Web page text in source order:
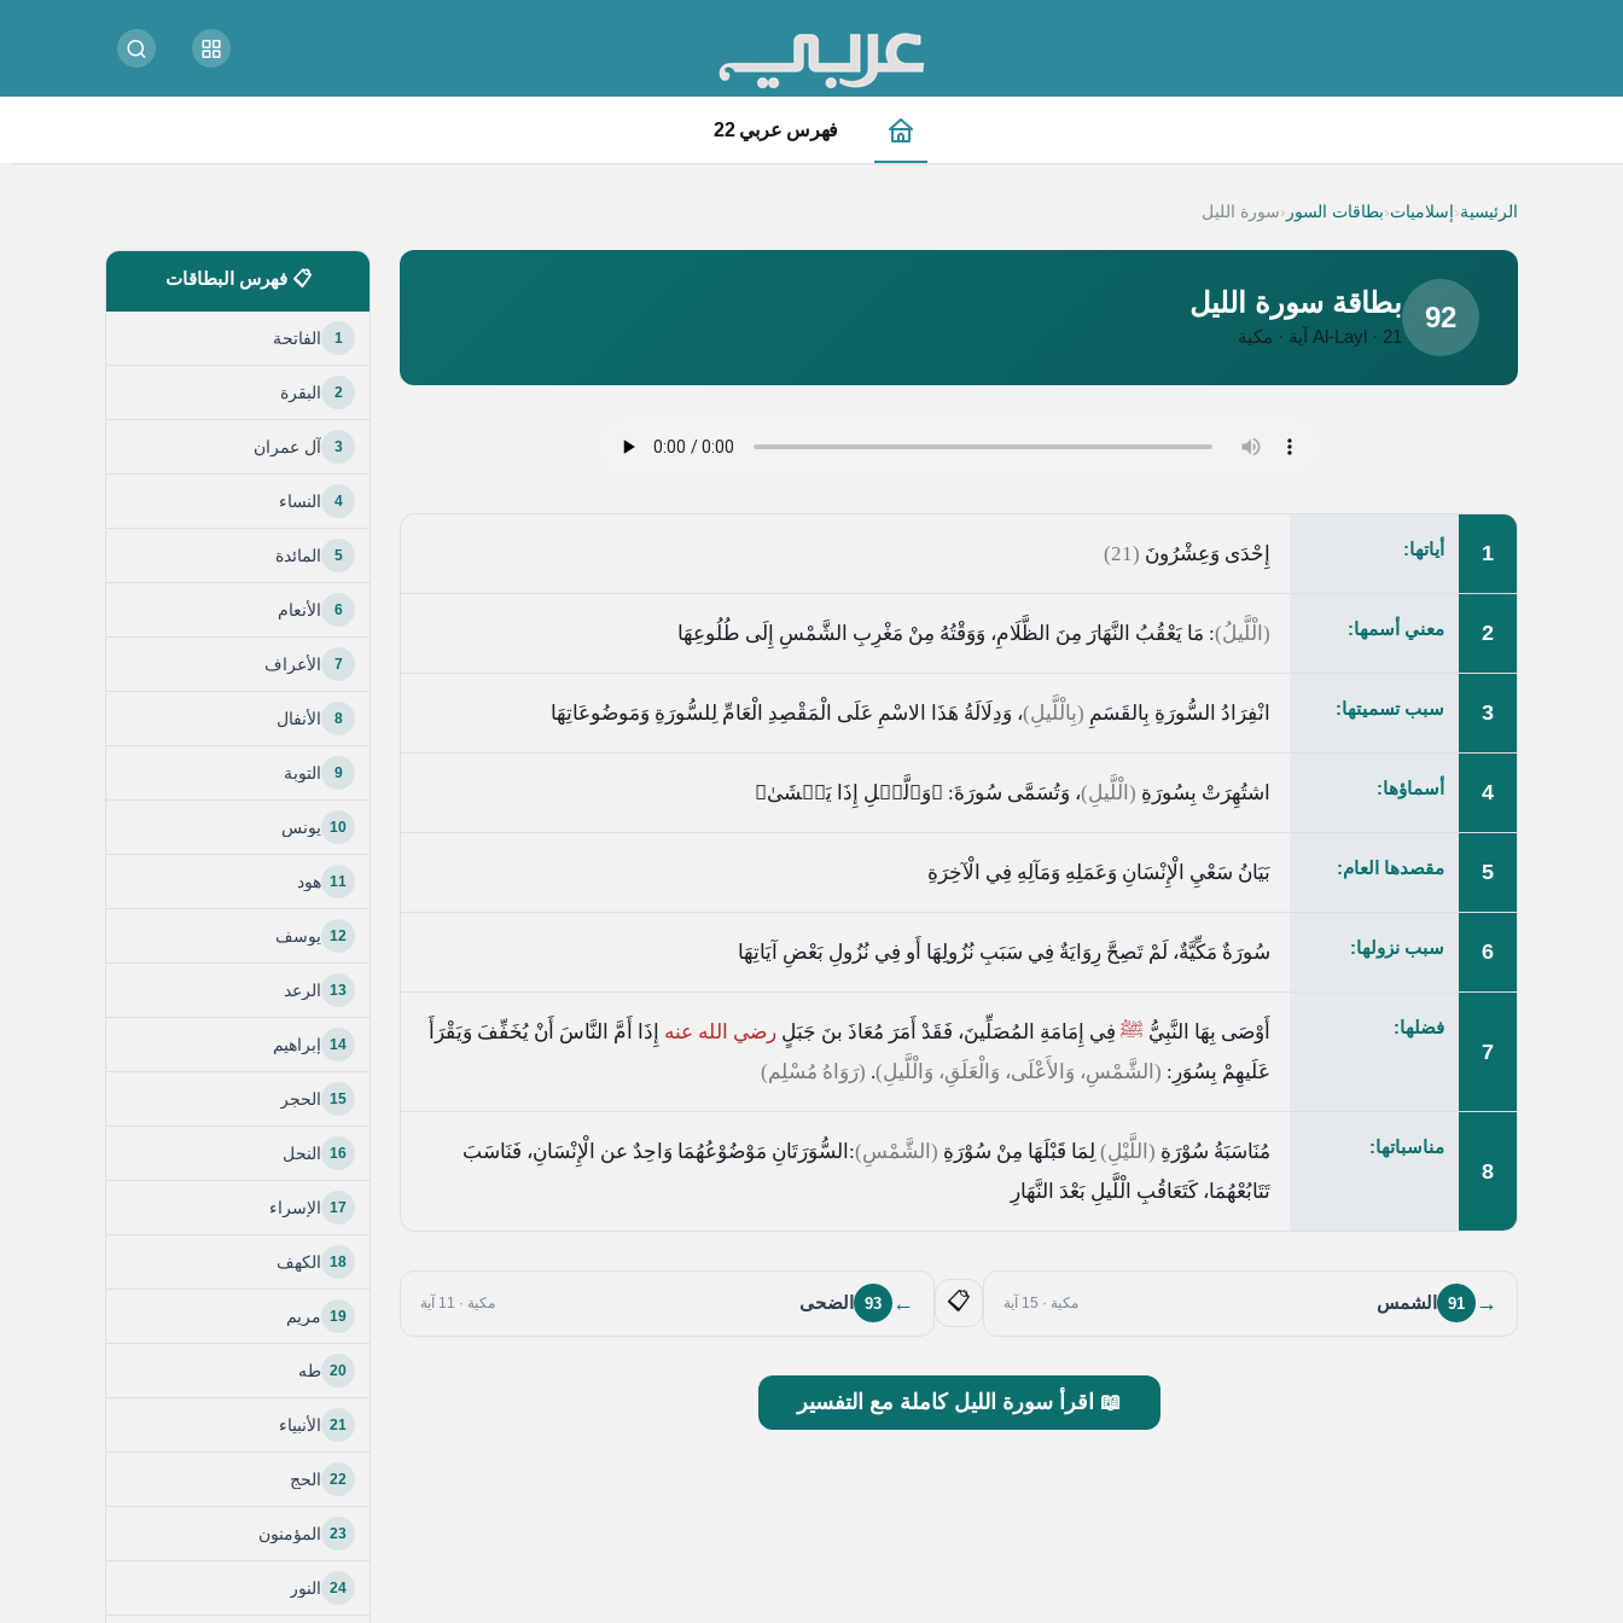
فهرس عربي 22
الرئيسية‹ إسلاميات‹بطاقات السور ‹سورة الليل
92 بطاقة سورة الليل
Al-Layl · 21 آية · مكية
1 أياتها: إِحْدَى وَعِشْرُونَ (21)
2 معني أسمها: (الْلَّيلُ): مَا يَعْقُبُ النَّهَارَ مِنَ الظَّلَامِ، وَوَقْتُهُ مِنْ مَغْرِبِ الشَّمْسِ إِلَى طُلُوعِهَا
3 سبب تسميتها: انْفِرَادُ السُّورَةِ بِالقَسَمِ (بِالْلَّيلِ)، وَدِلَالَةُ هَذَا الاسْمِ عَلَى الْمَقْصِدِ الْعَامِّ لِلسُّورَةِ وَمَوضُوعَاتِهَا
4 أسماؤها: اشتُهِرَتْ بِسُورَةِ (الْلَّيلِ)، وَتُسَمَّى سُورَةَ: ﴿وَٱلَّيۡلِ إِذَا يَغۡشَىٰ﴾
5 مقصدها العام: بَيَانُ سَعْيِ الْإِنْسَانِ وَعَمَلِهِ وَمَآلِهِ فِي الْآخِرَةِ
6 سبب نزولها: سُورَةٌ مَكِّيَّةٌ، لَمْ تَصِحَّ رِوَايَةٌ فِي سَبَبِ نُزُولِهَا أَو فِي نُزُولِ بَعْضِ آيَاتِهَا
7
فضلها: أَوْصَى بِهَا النَّبِيُّ ﷺ فِي إِمَامَةِ المُصَلِّينَ، فَقَدْ أَمَرَ مُعَاذَ بنَ جَبَلٍ رضي الله عنه إِذَا أَمَّ النَّاسَ أَنْ يُخَفِّفَ وَيَقْرَأَ
عَلَيهِمْ بِسُوَرِ: (الشَّمْسِ، وَالأَعْلَى، وَالْعَلَقِ، وَالْلَّيلِ). (رَوَاهُ مُسْلِم)
8
مناسباتها: مُنَاسَبَةُ سُوْرَةِ (اللَّيْلِ) لِمَا قَبْلَهَا مِنْ سُوْرَةِ (الشَّمْسِ):السُّوَرَتَانِ مَوْضُوْعُهُمَا وَاحِدٌ عن الْإِنْسَانِ، فَنَاسَبَ
تَتَابُعْهُمَا، كَتَعَاقُبِ الْلَّيلِ بَعْدَ النَّهَارِ
→
91 الشمس مكية · 15 آية 📋
←
93 الضحى مكية · 11 آية
📖 اقرأ سورة الليل كاملة مع التفسير
📋 فهرس البطاقات
1 الفاتحة
2 البقرة
3 آل عمران
4 النساء
5 المائدة
6 الأنعام
7 الأعراف
8 الأنفال
9 التوبة
10 يونس
11 هود
12 يوسف
13 الرعد
14 إبراهيم
15 الحجر
16 النحل
17 الإسراء
18 الكهف
19 مريم
20 طه
21 الأنبياء
22 الحج
23 المؤمنون
24 النور